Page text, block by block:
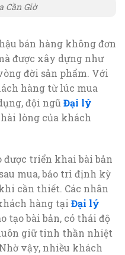
Giờ
bán hàng không đơn
được xây dựng như
đời sản phẩm. Với
hàng từ lúc mua
đội ngũ Đại lý
lòng của khách
được triển khai bài bản
mua, bảo trì định kỳ
cần thiết. Các nhân
hàng tại Đại lý
tạo bài bản, có thái độ
giữ tinh thần nhiệt
vậy, nhiều khách